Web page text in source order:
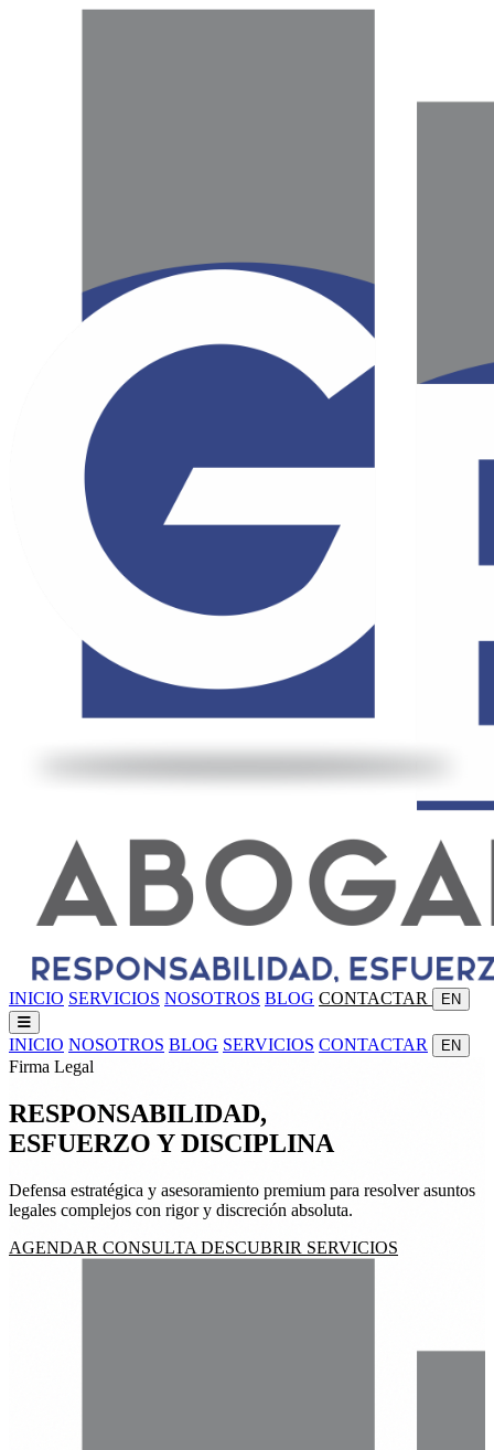
INICIO SERVICIOS NOSOTROS BLOG CONTACTAR EN
INICIO NOSOTROS BLOG SERVICIOS CONTACTAR EN
Firma Legal
RESPONSABILIDAD,
ESFUERZO YDISCIPLINA
Defensa estratégica y asesoramiento premium para resolver asuntos
legales complejos con rigor y discreción absoluta.
AGENDAR CONSULTA DESCUBRIR SERVICIOS